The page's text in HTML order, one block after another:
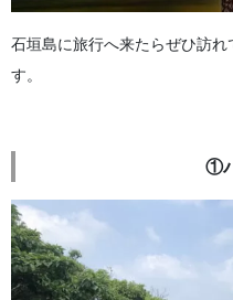
石垣島に旅行へ来たらぜひ訪
す。
①